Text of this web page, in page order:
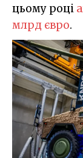
цьому році
млрд євро.